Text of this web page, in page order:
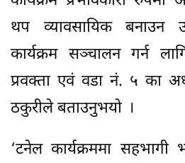
थप व्यावसायिक बनाउन
कार्यक्रम सञ्चालन गर्न
प्रवक्ता एवं वडा नं. ५ का
ठकुरीले बताउनुभयो ।
‘टनेल कार्यक्रममा सहभागी